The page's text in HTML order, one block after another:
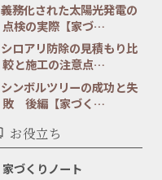
義務化された太陽光発電の
点検の実際【家づ…
シロアリ防除の見積もり比
較と施工の注意点…
シンボルツリーの成功と失
敗 後編【家づく…
お役立ち
家づくりノート